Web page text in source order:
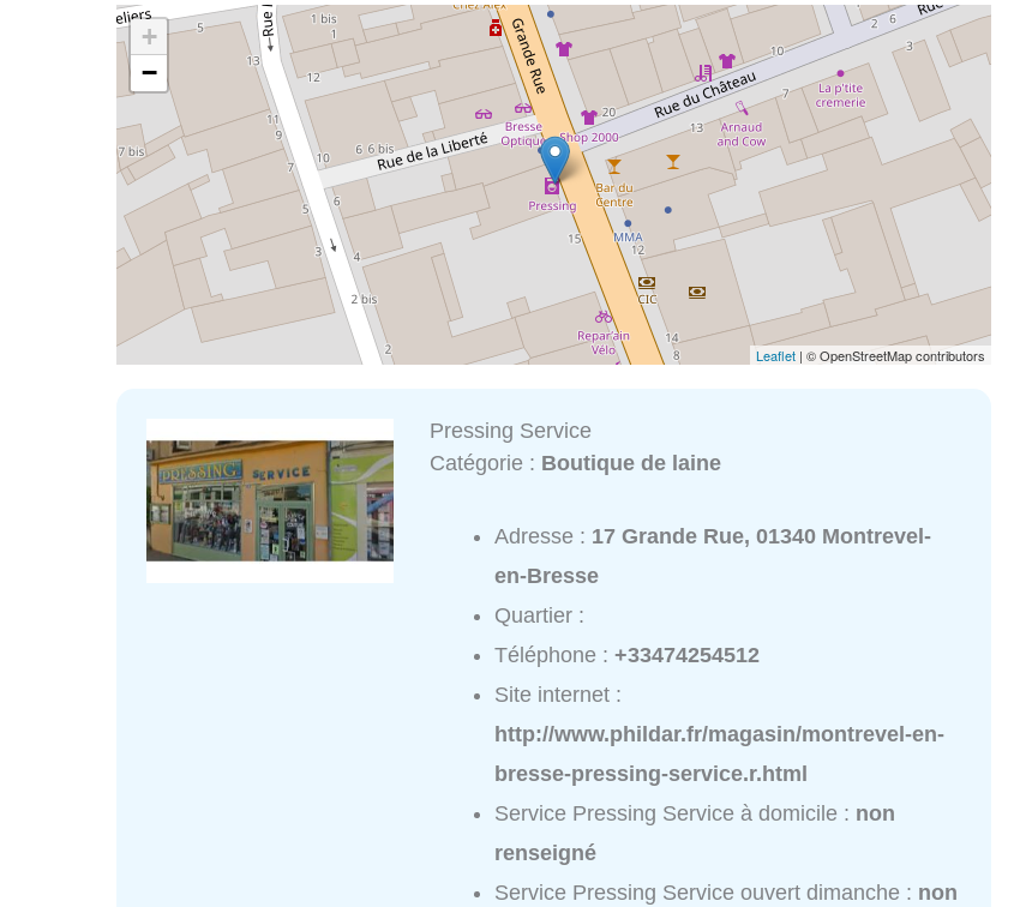
+
−
Leaflet | © OpenStreetMap contributors
Pressing Service
Catégorie : Boutique de laine
Adresse : 17 Grande Rue, 01340 Montrevel-
en-Bresse
Quartier :
Téléphone :+33474254512
Site internet :
http://www.phildar.fr/magasin/montrevel-en-
bresse-pressing-service.r.html
Service Pressing Service à domicile : non
renseigné
Service Pressing Service ouvert dimanche : non